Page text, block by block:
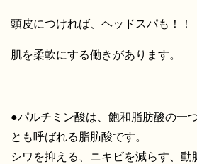
頭皮につければ、ヘッドスパも！！
肌を柔軟にする働きがあります。
●パルチミン酸は、飽和脂肪酸の一
とも呼ばれる脂肪酸です。
シワを抑える、ニキビを減らす、